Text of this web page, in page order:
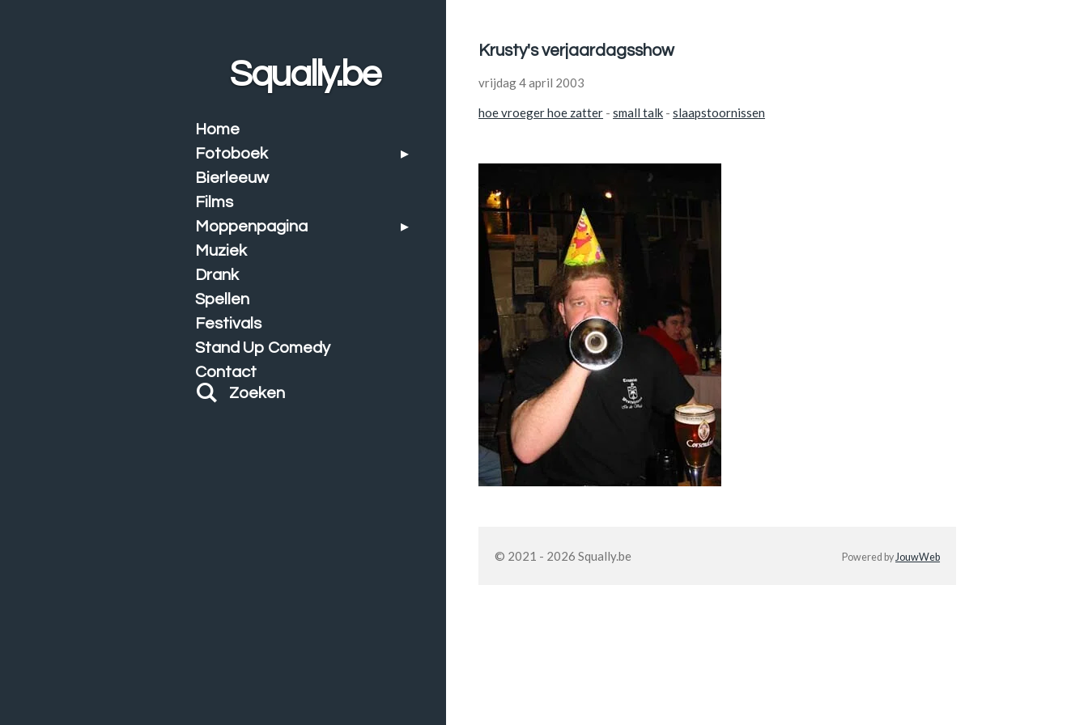
Krusty's verjaardagsshow
vrijdag 4 april 2003
hoe vroeger hoe zatter -small talk -slaapstoornissen
© 2021 - 2026 Squally.be Powered by JouwWeb
Squally.be
Home
Fotoboek
Bierleeuw
Films
Moppenpagina
Muziek
Drank
Spellen
Festivals
Stand Up Comedy
Contact
Zoeken